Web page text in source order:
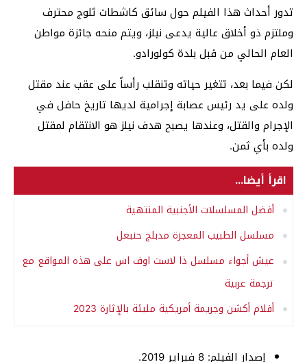
تدور أحداث هذا الفيلم حول سائق كاشطات ثلوج محترف
وملتزم ذو أخلاق عالية يدعى نيلز، ويتم منحه جائزة مواطن
العام الحالي من قبل بلدة كولورادو.
لكن فيما بعد، تتغير حياته وتنقلب رأساً على عقب عند مقتل
ولده على يد رئيس عصابة إجرامية لديها تاريخ حافل في
الإجرام والقتل، وعندها يصبح هدف نيلز هو الانتقام لمقتل
ولده بأي ثمن.
اقرأ أيضا...
أفضل المسلسلات الأجنبية المنتهية
مسلسل الطبيب المعجزة مدبلج حنبعل
عيش أجواء مسلسل ذا لاست اوف اس على هذه المواقع مع
ترجمة عربية
أفلام أكشن وجريمة أمريكية مليئة بالإثارة 2023
إصدار الفيلم: 8 فبراير 2019.